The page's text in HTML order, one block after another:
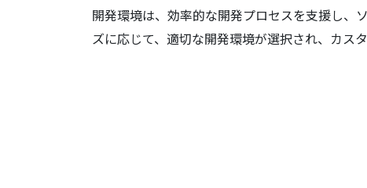
開発環境は、効率的な開発プロセスを支援し、
ズに応じて、適切な開発環境が選択され、カスタ